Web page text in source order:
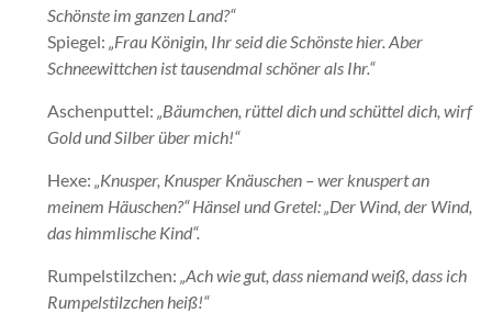
Schönste im ganzen Land?“
Spiegel:„Frau Königin, Ihr seid die Schönste hier. Aber
Schneewittchen ist tausendmal schöner als Ihr.“
Aschenputtel:„Bäumchen, rüttel dich und schüttel dich, wirf
Gold und Silber über mich!“
Hexe: „Knusper, Knusper Knäuschen – wer knuspert an
meinem Häuschen?“ Hänsel und Gretel: „Der Wind, der Wind,
das himmlische Kind“.
Rumpelstilzchen: „Ach wie gut, dass niemand weiß, dass ich
Rumpelstilzchen heiß!“